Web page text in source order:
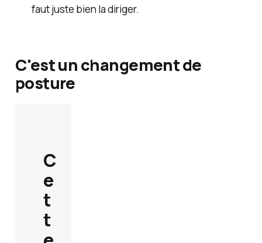
faut juste bien la diriger.
C'est un changement de
posture
C
e
t
t